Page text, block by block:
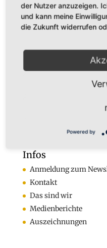
Dr. Karl Adamek
Augustastr. 32
Infos
Anmeldung zum
Kontakt
Das sind wir
Medienberichte
Auszeichnungen
der Nutzer anzuzeigen.
und kann meine
die Zukunft widerrufen
Powered by